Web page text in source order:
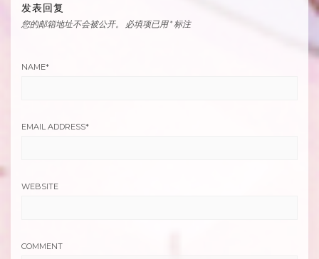
发表回复
您的邮箱地址不会被公开。 必填项已用*标注
NAME*
EMAIL ADDRESS*
WEBSITE
COMMENT